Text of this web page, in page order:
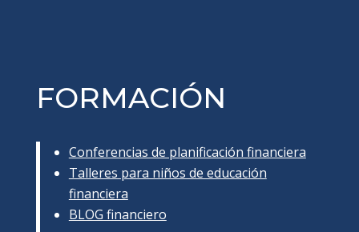
FORMACIÓN
Conferencias de planificación financiera
Talleres para niños de educación
financiera
BLOG financiero